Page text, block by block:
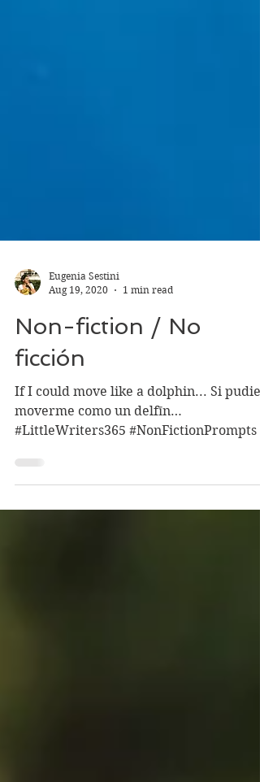
Eugenia Sestini
Aug 19, 2020
Non-fiction / No
ficción
If I could move like a dolphin... Si
moverme como un delfīn…